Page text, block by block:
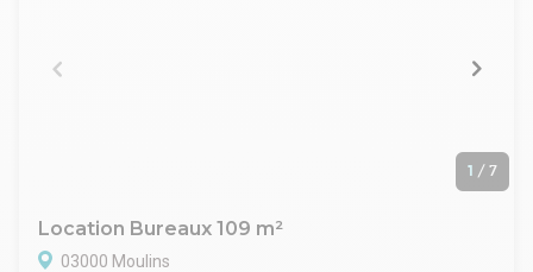
1 / 7
Location Bureaux 109 m²
03000 Moulins